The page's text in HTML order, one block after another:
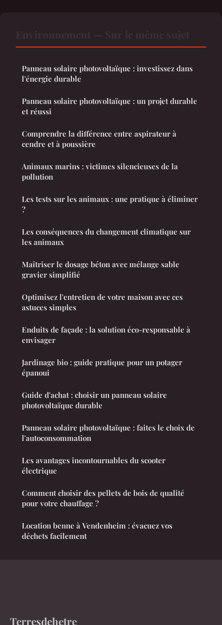
Panneau solaire photovoltaïque : investissez dans
l'énergie durable
Panneau solaire photovoltaïque : un projet durable
et réussi
Comprendre la différence entre aspirateur à
cendre et à poussière
Animaux marins : victimes silencieuses de la
pollution
Les tests sur les animaux : une pratique à éliminer
?
Les conséquences du changement climatique sur
les animaux
Maîtriser le dosage béton avec mélange sable
gravier simplifié
Optimisez l'entretien de votre maison avec ces
astuces simples
Enduits de façade : la solution éco-responsable à
envisager
Jardinage bio : guide pratique pour un potager
épanoui
Guide d'achat : choisir un panneau solaire
photovoltaïque durable
Panneau solaire photovoltaïque : faites le choix de
l'autoconsommation
Les avantages incontournables du scooter
électrique
Comment choisir des pellets de bois de qualité
pour votre chauffage ?
Location benne à Vendenheim : évacuez vos
déchets facilement
Terresdehetre